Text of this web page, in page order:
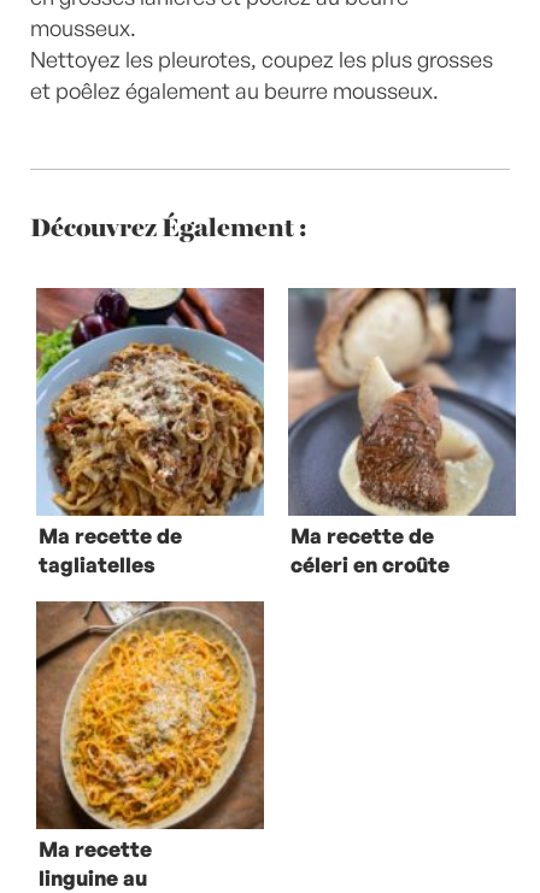
mousseux.
Nettoyez les pleurotes, coupez les plus grosses
et poêlez également au beurre mousseux.
Découvrez Également :
Ma recette de
tagliatelles
Ma recette de
céleri en croûte
Ma recette
linguine au